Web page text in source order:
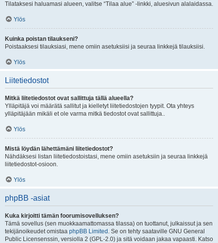
Tilataksesi haluamasi alueen, valitse “Tilaa alue” -linkki, aluesivun alalaidassa.
Ylös
Kuinka poistan tilaukseni?
Poistaaksesi tilauksiasi, mene omiin asetuksiisi ja seuraa linkkejä tilauksiisi.
Ylös
Liitetiedostot
Mitkä liitetiedostot ovat sallittuja tällä alueella?
Ylläpitäjä voi määrätä sallitut ja kielletyt liitetiedostojen tyypit. Ota yhteys
ylläpitäjään mikäli et ole varma mitkä tiedostot ovat sallittuja..
Ylös
Mistä löydän lähettämäni liitetiedostot?
Nähdäksesi listan liitetiedostoistasi, mene omiin asetuksiin ja seuraa linkkejä
liitetiedostot-osioon.
Ylös
phpBB -asiat
Kuka kirjoitti tämän foorumisovelluksen?
Tämä sovellus (sen muokkaamattomassa tilassa) on tuottanut, julkaissut ja sen
tekijänoikeudet omistaa phpBB Limited . Se on tehty saataville GNU General
Public Licensenssin, versiolla 2 (GPL-2.0) ja sitä voidaan jakaa vapaasti. Katso